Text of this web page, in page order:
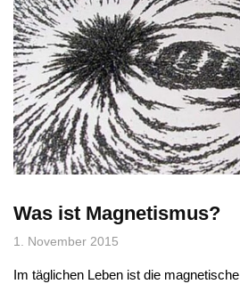
Was ist Magnetismus?
1. November 2015
Im täglichen Leben ist die